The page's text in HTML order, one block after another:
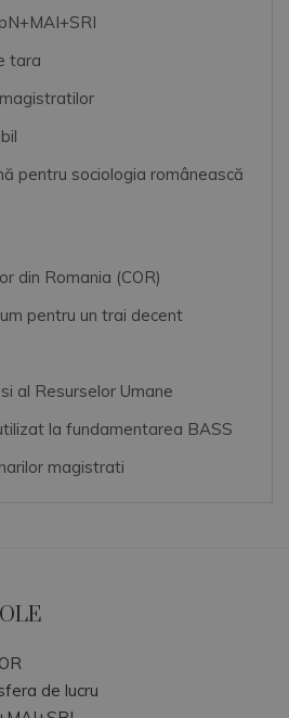
tara
pentru sociologia românească
din Romania (COR)
pentru un trai decent
al Resurselor Umane
la fundamentarea BASS
magistrati
de lucru